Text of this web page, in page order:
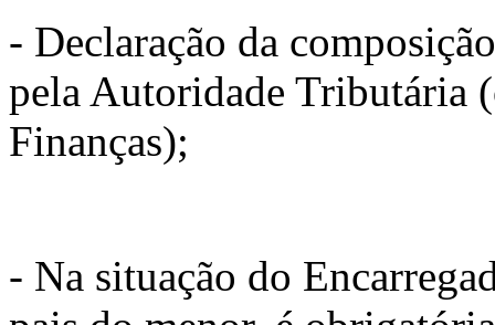
- Declaração da
pela Autoridade Tributária
Finanças);
- Na situação do